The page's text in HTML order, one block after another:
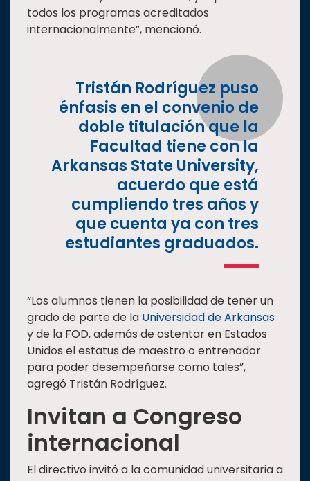
Historia
Universiada
todos los programas acreditados
internacionalmente”, mencionó.
Tristán Rodríguez puso
énfasis en el convenio de
doble titulación que la
Facultad tiene con la
Arkansas State University,
acuerdo que está
cumpliendo tres años y
que cuenta ya con tres
estudiantes graduados.
“Los alumnos tienen la posibilidad de tener un
grado de parte de la Universidad de Arkansas
y de la FOD, además de ostentar en Estados
Unidos el estatus de maestro o entrenador
para poder desempeñarse como tales”,
agregó Tristán Rodríguez.
Invitan a Congreso
internacional
El directivo invitó a la comunidad universitaria a